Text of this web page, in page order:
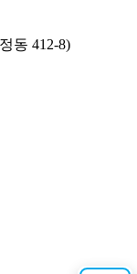
동 412-8)